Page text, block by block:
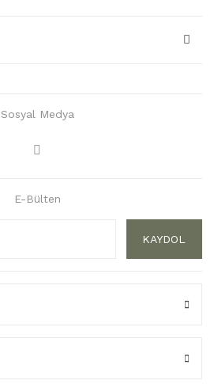
Sosyal Medya
E-Bülten
KAYDOL